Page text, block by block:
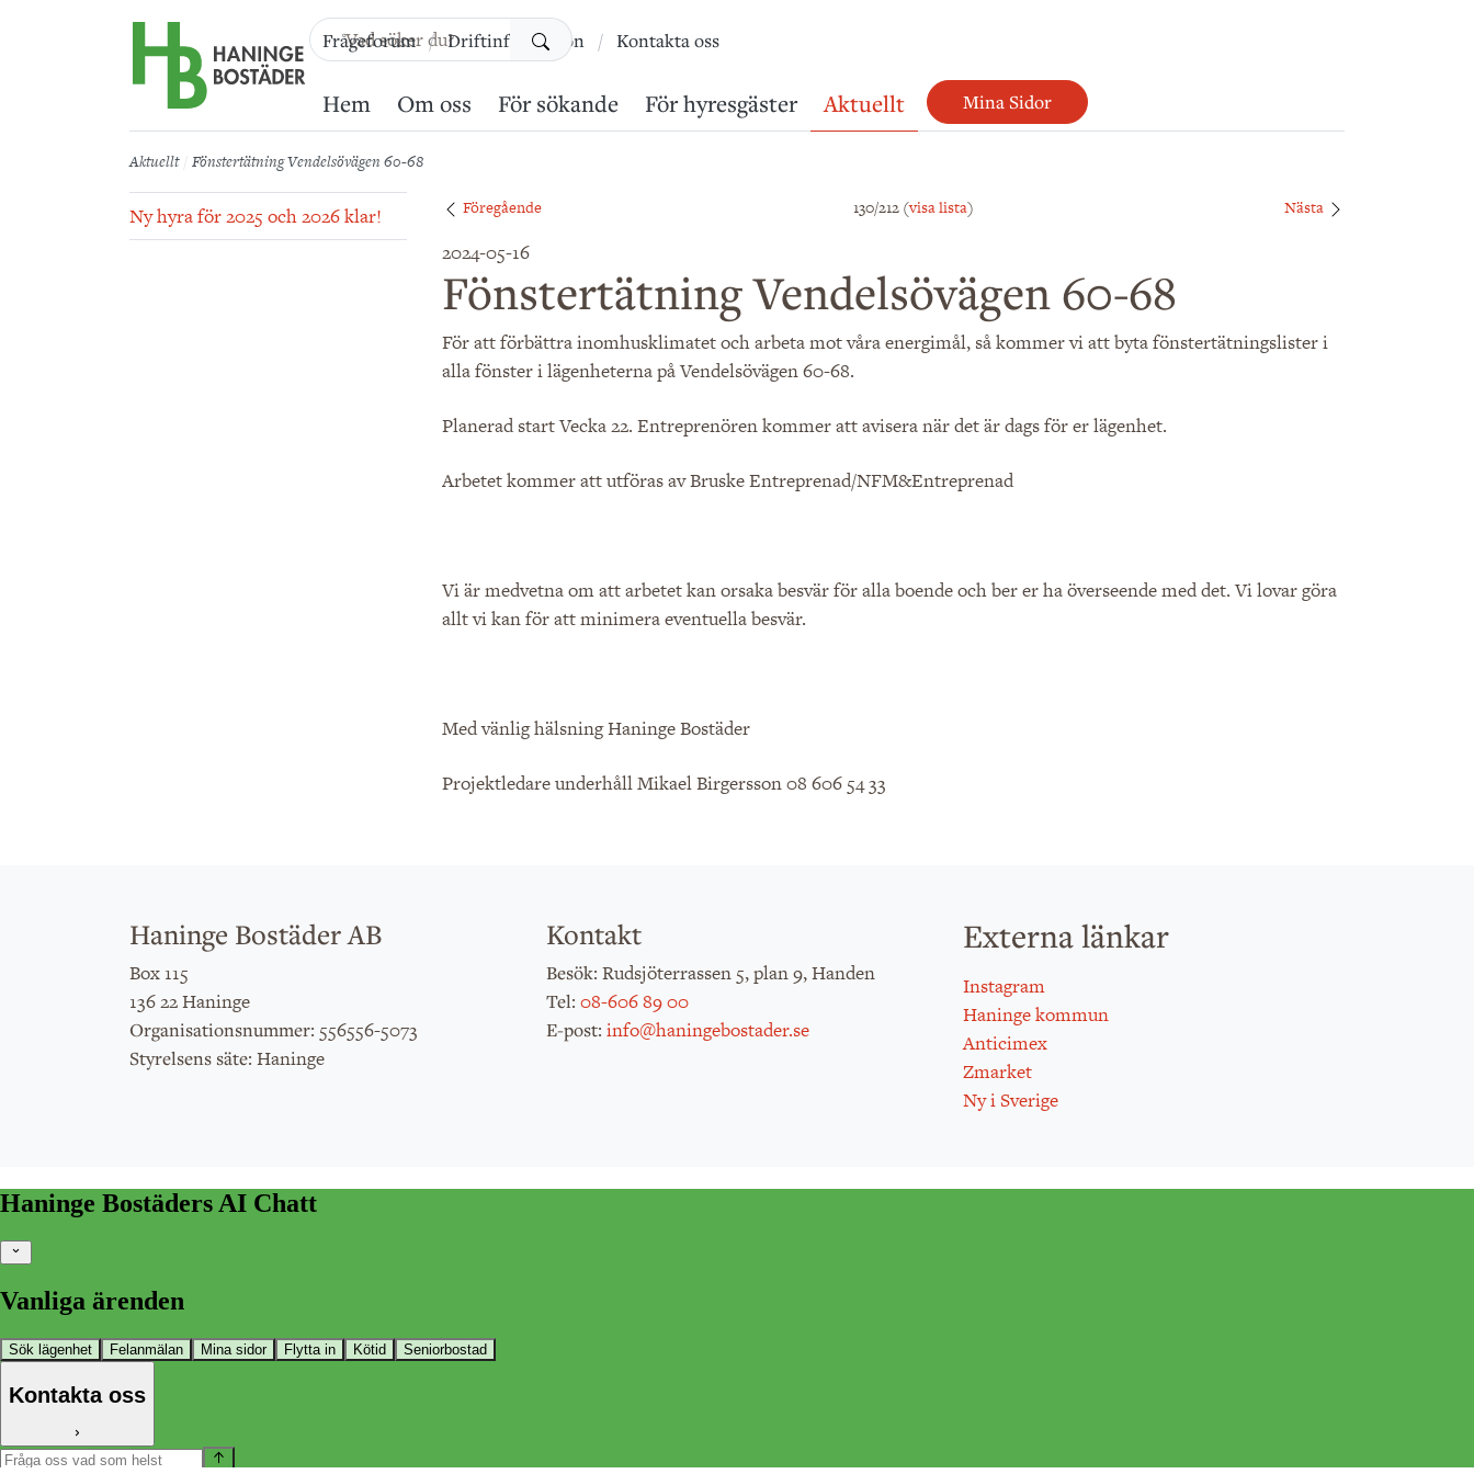
Sök
Hem Om oss För sökande För hyresgäster Aktuellt Mina Sidor
Frågeforum Driftinformation Kontakta oss
Aktuellt Fönstertätning Vendelsövägen 60-68
Ny hyra för 2025 och 2026 klar! Föregående 130/212 (visa lista) Nästa
2024-05-16
Fönstertätning Vendelsövägen 60-68
För att förbättra inomhusklimatet och arbeta mot våra energimål, så kommer vi att byta fönstertätningslister i
alla fönster i lägenheterna på Vendelsövägen 60-68.
Planerad start Vecka 22. Entreprenören kommer att avisera när det är dags för er lägenhet.
Arbetet kommer att utföras av Bruske Entreprenad/NFM&Entreprenad
Vi är medvetna om att arbetet kan orsaka besvär för alla boende och ber er ha överseende med det. Vi lovar göra
allt vi kan för att minimera eventuella besvär.
Med vänlig hälsning Haninge Bostäder
Projektledare underhåll Mikael Birgersson 08 606 54 33
Haninge Bostäder AB
Box 115
136 22 Haninge
Organisationsnummer: 556556-5073
Styrelsens säte: Haninge
Kontakt
Besök: Rudsjöterrassen 5, plan 9, Handen
Tel: 08-606 89 00
E-post: info@haningebostader.se
Externa länkar
Instagram
Haninge kommun
Anticimex
Zmarket
Ny i Sverige